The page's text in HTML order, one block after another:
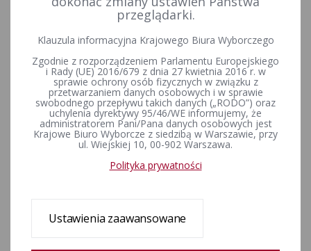
Sprawozdanie finansowe sporządzone na dzień 31 grudnia
Sprawozdanie finansowe sporządzone na dzień 31 grudnia
2024 r.
Sprawozdanie finansowe sporządzone na dzień 31 grudnia
2022 r.
przeglądarki.
Klauzula informacyjna Krajowego Biura Wyborczego
Zgodnie z rozporządzeniem Parlamentu Europejskiego
i Rady (UE) 2016/679 z dnia 27 kwietnia 2016 r. w
sprawie ochrony osób fizycznych w związku z
przetwarzaniem danych osobowych i w sprawie
swobodnego przepływu takich danych („RODO”) oraz
uchylenia dyrektywy 95/46/WE informujemy, że
administratorem Pani/Pana danych osobowych jest
Krajowe Biuro Wyborcze z siedzibą w Warszawie, przy
ul. Wiejskiej 10, 00-902 Warszawa.
Polityka prywatności
Ustawienia zaawansowane